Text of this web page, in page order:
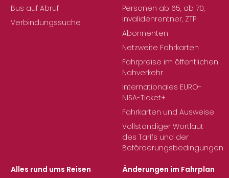
Bus auf Abruf
Verbindungssuche
Personen ab 65, ab 70,
Invalidenrentner, ZTP
Abonnenten
Netzweite Fahrkarten
Fahrpreise im öffentlichen
Nahverkehr
Internationales EURO-
NISA-Ticket+
Fahrkarten und Ausweise
Vollständiger Wortlaut
des Tarifs und der
Beförderungsbedingungen
Alles rund ums Reisen
Änderungen im Fahrplan